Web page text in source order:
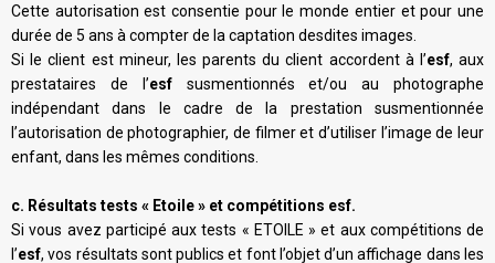
Cette autorisation est consentie pour le monde entier et pour une
durée de 5 ans à compter de la captation desdites images.
Si le client est mineur, les parents du client accordent à l’esf, aux
prestataires de l’esfsusmentionnés et/ou au photographe
indépendant dans le cadre de la prestation susmentionnée
l’autorisation de photographier, de filmer et d’utiliser l’image de leur
enfant, dans les mêmes conditions.
c. Résultats tests « Etoile » et compétitions esf.
Si vous avez participé aux tests « ETOILE » et aux compétitions de
l’esf, vos résultats sont publics et font l’objet d’un affichage dans les